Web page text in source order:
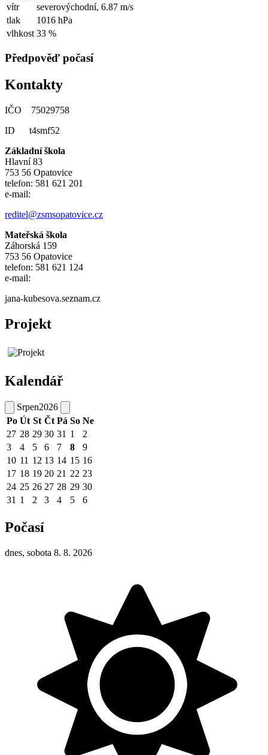
vítr
severovýchodní, 6.87 m/s
tlak
1016 hPa
vlhkost 33 %
Předpověď počasí
Kontakty
IČO 75029758
ID t4smf52
Základní škola
Hlavní 83
753 56 Opatovice
telefon: 581 621 201
e-mail:
reditel@zsmsopatovice.cz
Mateřská škola
Záhorská 159
753 56 Opatovice
telefon: 581 621 124
e-mail:
jana-kubesova.seznam.cz
Projekt
Kalendář
Srpen2026
Po Út St Čt Pá So Ne
27 28 29 30 31 1
2
3
4 5 6 7 8
9
10 11 12 13 14 15 16
17 18 19 20 21 22 23
24 25 26 27 28 29 30
31 1 2 3 4 5 6
Počasí
dnes, sobota 8. 8. 2026